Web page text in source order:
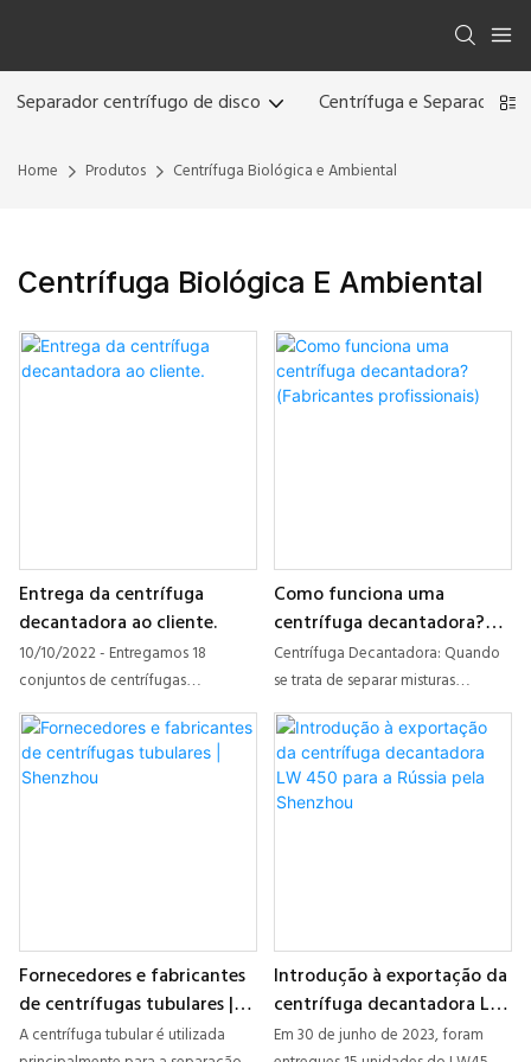
Separador centrífugo de disco Centrífuga e Separador
Home Produtos Centrífuga Biológica e Ambiental
Centrífuga Biológica E Ambiental
Entrega da centrífuga
decantadora ao cliente.
10/10/2022 - Entregamos 18
conjuntos de centrífugas
decantadoras a clientes. Esses
clientes utilizaram as máquinas
especificamente para o tratamento
de águas residuais. A centrífuga
partículas, pela diferença de
densidade entre sólidos e líquidos,
bem como pela viscosidade. Esta
série de centrífugas decantadoras
Como funciona uma
centrífuga decantadora?
(Fabricantes profissionais)
Centrífuga Decantadora: Quando
se trata de separar misturas
sólido/líquido com alto teor de
sólidos, as centrífugas
decantadoras são a solução ideal.
Essas centrífugas de rotor sólido,
ou decantadoras, ao contrário das
suspensão por fortes forças
centrífugas. As decantadoras são
úteis em uma ampla variedade de
indústrias em todo o mundo. As
Fornecedores e fabricantes
de centrífugas tubulares |
Shenzhou
A centrífuga tubular é utilizada
Introdução à exportação da
centrífuga decantadora LW
450 para a Rússia pela
Em 30 de junho de 2023, foram